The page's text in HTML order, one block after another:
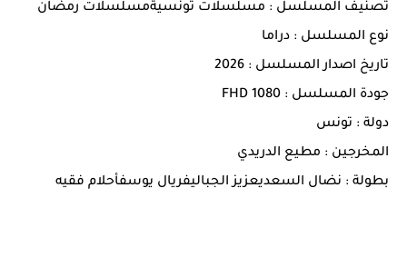
تصنيف المسلسل : مسلسلات تونسيةمسلسلات رمضان
نوع المسلسل : دراما
تاريخ اصدار المسلسل : 2026
جودة المسلسل : 1080 FHD
دولة : تونس
المخرجين : مطيع الدريدي
بطولة : نضال السعديعزيز الجباليفريال يوسفأحلام فقيه